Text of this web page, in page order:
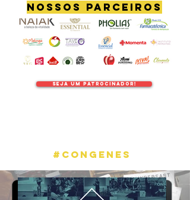
nossos parceiros
seja um patrocinador!
#congenes